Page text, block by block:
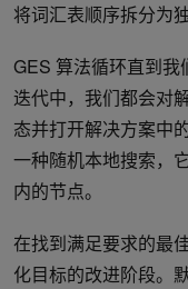
将词汇表顺序拆分为
GES 算法循环直到
迭代中，我们都会对
态并打开解决方案中
一种随机本地搜索，
内的节点。
在找到满足要求的最
化目标的改进阶段。